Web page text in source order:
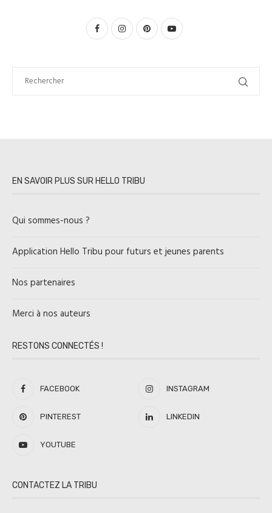
EN SAVOIR PLUS SUR HELLO TRIBU
Qui sommes-nous ?
Application Hello Tribu pour futurs et jeunes parents
Nos partenaires
Merci à nos auteurs
RESTONS CONNECTÉS !
FACEBOOK INSTAGRAM
PINTEREST LINKEDIN
YOUTUBE
CONTACTEZ LA TRIBU